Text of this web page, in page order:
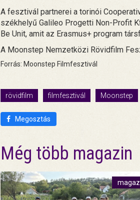
A fesztivál partnerei a torinói
székhelyű Galileo Progetti Non-Profit
Be Unit, amit az Erasmus+ program
A Moonstep Nemzetközi Rövidfilm
Forrás: Moonstep Filmfesztivál
rövidfilm filmfesztivál Moonstep
Megosztás
Még több magazin